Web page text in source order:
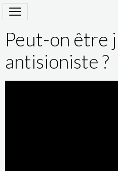
Peut-on être
antisioniste ?